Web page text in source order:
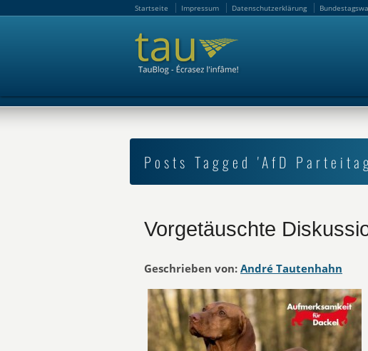
Startseite Impressum Datenschutzerklärung
Posts Tagged 'AfD
Vorgetäuschte
Geschrieben von: André Tautenhahn
Startseite Impressum Datenschutzerklärung